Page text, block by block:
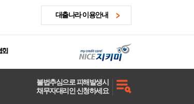
대출나라 이용안내
불법추심으로 피해발생시
채무자대리인 신청하세요